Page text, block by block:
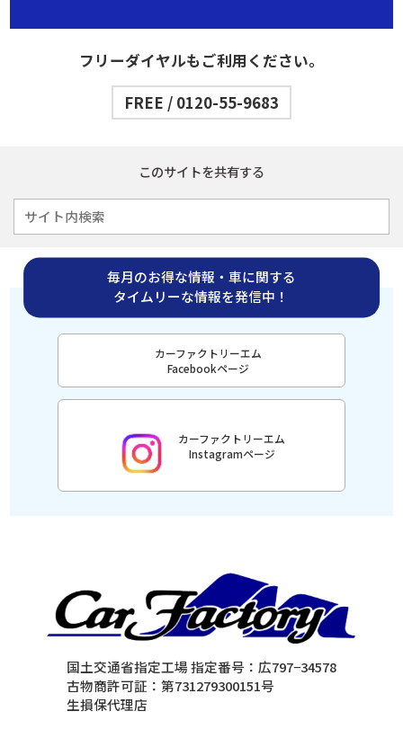
フリーダイヤルもご利用ください。
FREE / 0120-55-9683
このサイトを共有する
毎月のお得な情報・車に関する
タイムリーな情報を発信中！
カーファクトリーエム
Facebookページ
カーファクトリーエム
Instagramページ
国土交通省指定工場 指定番号：広797−34578
古物商許可証：第731279300151号
生損保代理店